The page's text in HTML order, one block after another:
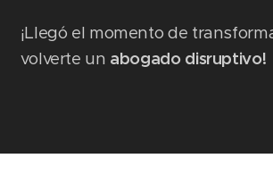
¡Llegó el momento de
volverte un abogado disruptivo!